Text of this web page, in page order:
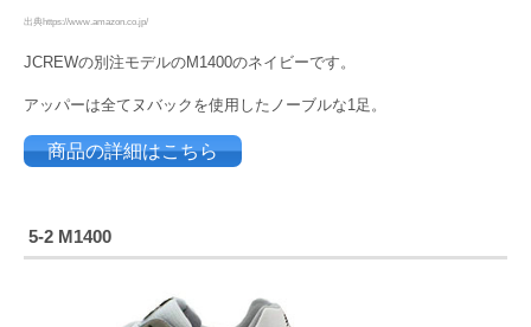
出典https://www.amazon.co.jp/
JCREWの別注モデルのM1400のネイビーです。
アッパーは全てヌバックを使用したノーブルな1足。
商品の詳細はこちら
5-2 M1400